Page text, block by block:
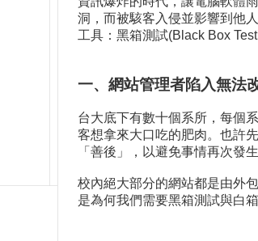
洞，而被駭客入侵並影響到他
工具：黑箱測試(Black Box
一、網站管理者陷入無法
台大底下有數十個系所，每個
客想拿來大口吃的肥肉。也許
「善後」，以避免事情再次發生
校內絕大部分的網站都是由外
是為何我們需要黑箱測試與白